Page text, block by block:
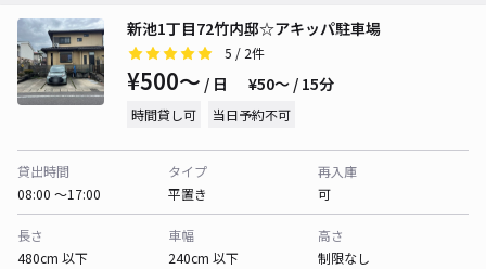
新池1丁目72竹内邸☆アキッパ駐車場
5 / 2件
¥500〜 / 日 ¥50〜 / 15分
時間貸し可 当日予約不可
貸出時間
08:00 〜17:00
タイプ
平置き
再入庫
可
長さ
480cm 以下
車幅
240cm 以下
高さ
制限なし